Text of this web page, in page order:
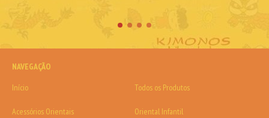
NAVEGAÇÃO
Início
Todos os Produtos
Acessórios Orientais Oriental Infantil